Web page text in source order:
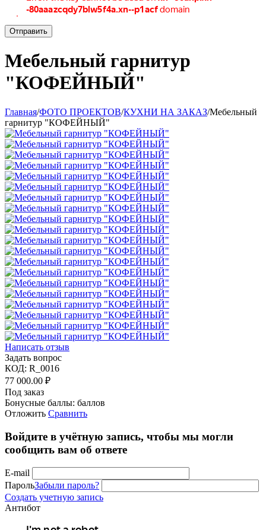
Отправить
Мебельный гарнитур
"КОФЕЙНЫЙ"
Главная/ФОТО ПРОЕКТОВ/КУХНИ НА ЗАКАЗ/Мебельный
гарнитур "КОФЕЙНЫЙ"
Написать отзыв
Задать вопрос
КОД: R_0016
77 000.00 ₽
Под заказ
Бонусные баллы: баллов
Отложить Сравнить
Войдите в учётную запись, чтобы мы могли
сообщить вам об ответе
E-mail
ПарольЗабыли пароль?
Создать учетную запись
Антибот